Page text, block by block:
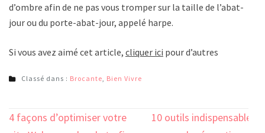
d’ombre afin de ne pas vous tromper sur la taille de l’abat-
jour ou du porte-abat-jour, appelé harpe.
Si vous avez aimé cet article, cliquer ici pour d’autres
Classé dans : Brocante Bien Vivre
Navigation
4 façons d’optimiser votre
10 outils indispensables